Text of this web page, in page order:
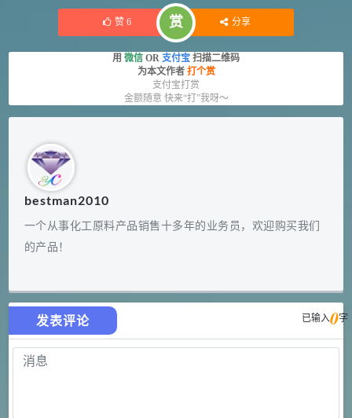
赞 6 赏 分享
用 微信 OR 支付宝 扫描二维码
为本文作者 打个赏
支付宝打赏
金额随意 快来“打”我呀～
bestman2010
一个从事化工原料产品销售十多年的业务员，欢迎购买我们
的产品！
发表评论 已输入0字